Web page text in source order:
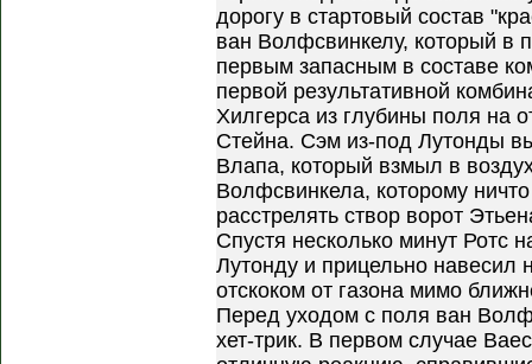
дорогу в стартовый состав
ван Волфсвинкелу, который в
первым запасным в составе
первой результативной
Хилгерса из глубины поля на
Стейна. Сэм из-под Лутонды
Влапа, который взмыл в
Волфсвинкела, которому
расстрелять створ ворот
Спустя несколько минут Ротс
Лутонду и прицельно навесил
отскоком от газона мимо
Перед уходом с поля ван
хет-трик. В первом случае